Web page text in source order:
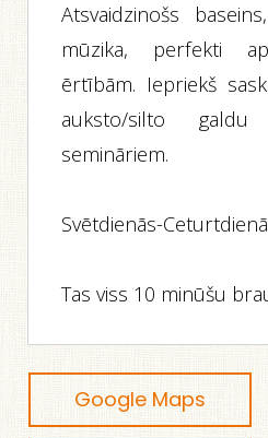
Atsvaidzinošs
mūzika, perfekti
ērtībām. Iepriekš
auksto/silto galdu
semināriem.
Svētdienās-
Tas viss 10 minūšu
Google Maps